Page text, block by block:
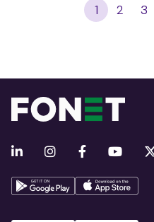
1 2 3